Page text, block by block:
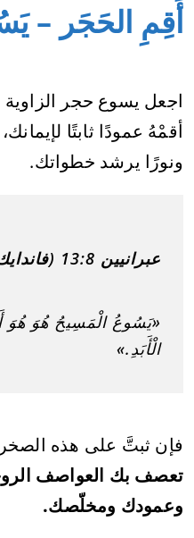
أَقِمِ الحَجَر –
اجعل يسوع حجر
أقمْهُ عمودًا ثابتًا
ونورًا يرشد خطواتك.
عبرانيين 13:8 (فاندايك):
«يَسُوعُ الْمَسِيحُ هُوَ هُوَ
الْأَبَدِ.»
فإن ثبتَّ على هذه
تعصف بك العواصف
وعمودك ومخلّصك.